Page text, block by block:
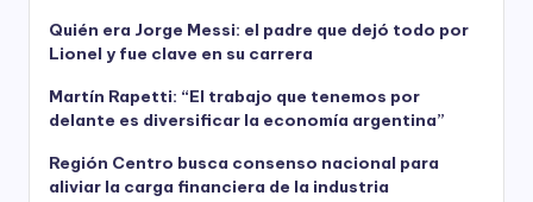
Quién era Jorge Messi: el padre que dejó todo por
Lionel y fue clave en su carrera
Martín Rapetti: “El trabajo que tenemos por
delante es diversificar la economía argentina”
Región Centro busca consenso nacional para
aliviar la carga financiera de la industria